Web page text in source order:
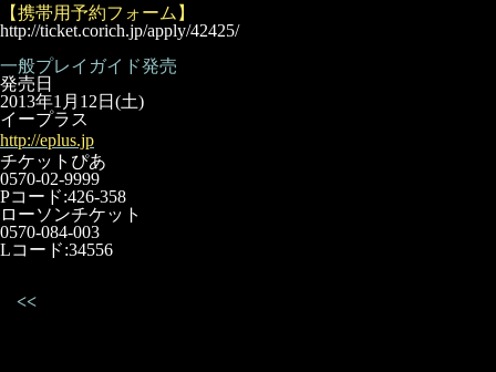
【携帯用予約フォーム】
http://ticket.corich.jp/apply/42425/
一般プレイガイド発売
発売日
2013年1月12日(土)
イープラス
http://eplus.jp
チケットぴあ
0570-02-9999
Pコード:426-358
ローソンチケット
0570-084-003
Lコード:34556
<<